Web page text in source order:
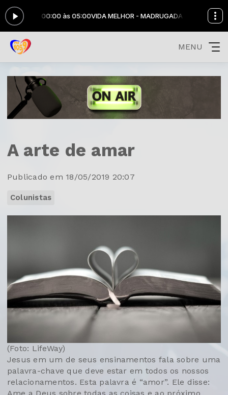
das 00:00 às 05:00VIDA MELHOR - MADRUGADA das 00:00 às
MENU
A arte de amar
Publicado em 18/05/2019 20:07
Colunistas
(Foto: LifeWay)
Jesus em um de seus ensinamentos fala sobre uma
palavra-chave que deve estar em todos os nossos
relacionamentos. Esta palavra é “amor”. Ele disse: